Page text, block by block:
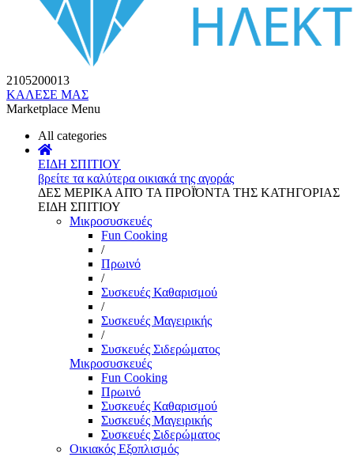
2105200013
ΚΑΛΕΣΕ ΜΑΣ
Marketplace Menu
All categories
ΕΙΔΗ ΣΠΙΤΙΟΥ
βρείτε τα καλύτερα οικιακά της αγοράς
ΔΕΣ ΜΕΡΙΚΑ ΑΠΌ ΤΑ ΠΡΟΪΌΝΤΑ ΤΗΣ ΚΑΤΗΓΟΡΙΑΣ
ΕΙΔΗ ΣΠΙΤΙΟΥ
Μικροσυσκευές
Fun Cooking
/
Πρωινό
/
Συσκευές Καθαρισμού
/
Συσκευές Μαγειρικής
/
Συσκευές Σιδερώματος
Μικροσυσκευές
Fun Cooking
Πρωινό
Συσκευές Καθαρισμού
Συσκευές Μαγειρικής
Συσκευές Σιδερώματος
Οικιακός Εξοπλισμός